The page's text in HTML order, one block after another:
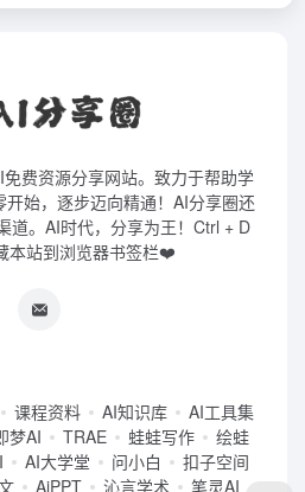
费资源分享网站。致力于帮助学
始，逐步迈向精通！AI分享圈还
道。AI时代，分享为王！Ctrl + D
本站到浏览器书签栏❤️
课程资料 AI知识库
AI工具集
梦AI TRAE 蛙蛙写作
绘蛙
AI大学堂 问小白
扣子空间
AiPPT 沁言学术 笔灵AI